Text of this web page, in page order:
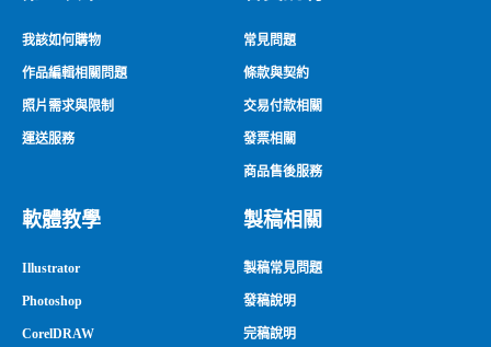
我該如何購物
作品編輯相關問題
照片需求與限制
運送服務
常見問題
條款與契約
交易付款相關
發票相關
商品售後服務
軟體教學
Illustrator
Photoshop
CorelDRAW
製稿相關
製稿常見問題
發稿說明
完稿說明